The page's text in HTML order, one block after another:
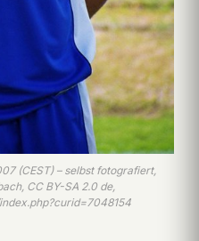
(CEST) – selbst fotografiert,
CC BY-SA 2.0 de,